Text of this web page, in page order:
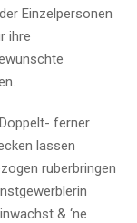
Einzelpersonen
ihre
ferner
lassen
ruberbringen
& ‘ne